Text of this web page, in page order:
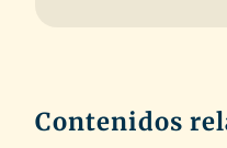
Contenidos